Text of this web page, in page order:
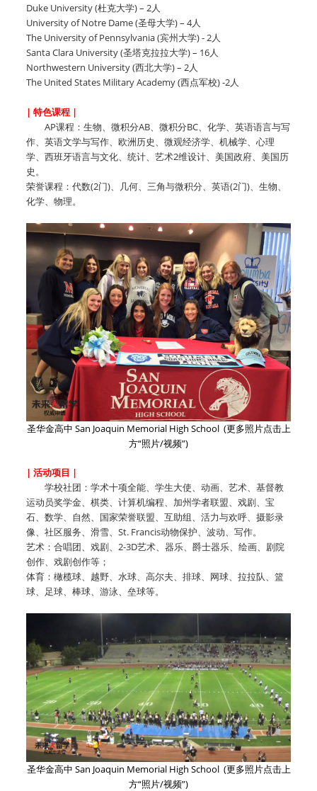
Duke University (杜克大学) – 2人
University of Notre Dame (圣母大学) – 4人
The University of Pennsylvania (宾州大学) - 2人
Santa Clara University (圣塔克拉拉大学) – 16人
Northwestern University (西北大学) – 2人
The United States Military Academy (西点军校) -2人
| 特色课程 |
AP课程：生物、微积分AB、微积分BC、化学、英语语言与写
作、英语文学与写作、欧洲历史、微观经济学、机械学、心理
学、西班牙语言与文化、统计、艺术2维设计、美国政府、美国历
史。
荣誉课程：代数(2门)、几何、三角与微积分、英语(2门)、生物、
化学、物理。
圣华金高中 San Joaquin Memorial High School (更多照片点击上
方“照片/视频”)
| 活动项目 |
学校社团：学术十项全能、学生大使、动画、艺术、基督教
运动员奖学金、棋类、计算机编程、加州学者联盟、戏剧、宝
石、数学、自然、国家荣誉联盟、互助组、活力与欢呼、摄影录
像、社区服务、滑雪、St. Francis动物保护、波动、写作。
艺术：合唱团、戏剧、2-3D艺术、器乐、爵士器乐、绘画、剧院
创作、戏剧创作等；
体育：橄榄球、越野、水球、高尔夫、排球、网球、拉拉队、篮
球、足球、棒球、游泳、垒球等。
圣华金高中 San Joaquin Memorial High School (更多照片点击上
方“照片/视频”)